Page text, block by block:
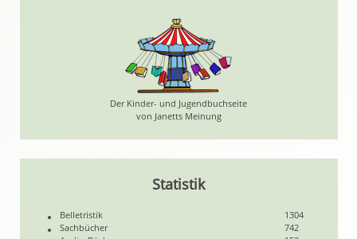
Der Kinder- und Jugendbuchseite
von Janetts Meinung
Statistik
Belletristik
1304
Sachbücher
742